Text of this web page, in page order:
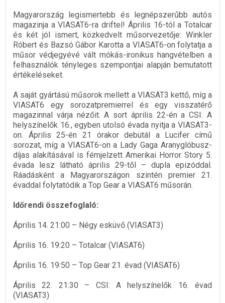
Magyarország legismertebb és legnépszerűbb autós
magazinja a VIASAT6-ra driftel! Április 16-tól a Totalcar
és két jól ismert, közkedvelt műsorvezetője: Winkler
Róbert és Bazsó Gábor Karotta a VIASAT6-on folytatja a
műsor védjegyévé vált mókás-ironikus hangvételben a
felhasználók tényleges szempontjai alapján bemutatott
értékeléseket.
A saját gyártású műsorok mellett a VIASAT3 kettő, míg a
VIASAT6 egy sorozatpremierrel és egy visszatérő
magazinnal várja nézőit. A sort április 22-én a CSI: A
helyszínelők 16., egyben utolsó évada nyitja a VIASAT3-
on. Április 25-én 21 órakor debütál a Lucifer című
sorozat, míg a VIASAT6-on a Lady Gaga Aranyglóbusz-
díjas alakításával is fémjelzett Amerikai Horror Story 5.
évada lesz látható április 29-től – dupla epizóddal.
Ráadásként a Magyarországon szintén premier 21.
évaddal folytatódik a Top Gear a VIASAT6 műsorán.
Időrendi összefoglaló:
Április 14. 21:00 – Négy esküvő (VIASAT3)
Április 16. 19:20 – Totalcar (VIASAT6)
Április 16. 19:50 – Top Gear 21. évad (VIASAT6)
Április 22. 21:30 – CSI: A helyszínelők 16. évad
(VIASAT3)